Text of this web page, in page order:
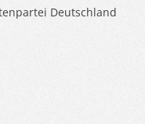
Deutschland